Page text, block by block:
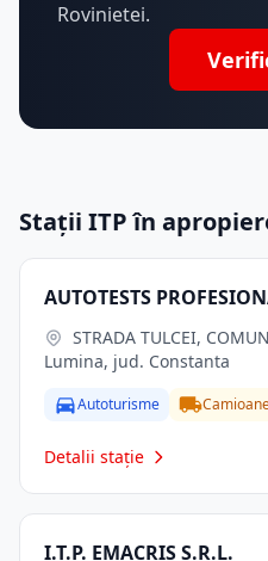
Rovinietei.
Stații ITP în
AUTOTESTS
Lumina, jud. Constanta
Autoturisme
Detalii stație
I.T.P. EMACRIS S.R.L.